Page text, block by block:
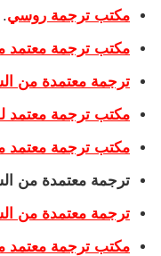
مكتب ترجمة روسي.
مكتب ترجمة معتمد
ترجمة معتمدة من
مكتب ترجمة معتمد
مكتب ترجمة معتمد
ترجمة معتمدة من
ترجمة معتمدة من
مكتب ترجمة معتمد